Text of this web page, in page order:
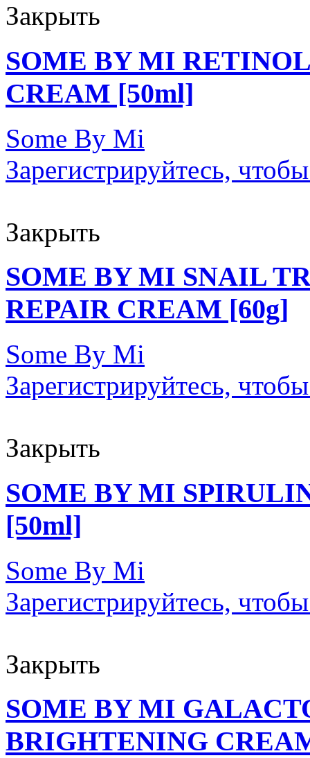
Закрыть
SOME BY MI
CREAM [50ml]
Some By Mi
Зарегистрируйтесь,
Закрыть
SOME BY MI SNAIL
REPAIR CREAM [60g]
Some By Mi
Зарегистрируйтесь,
Закрыть
SOME BY MI
[50ml]
Some By Mi
Зарегистрируйтесь,
Закрыть
SOME BY MI
BRIGHTENING